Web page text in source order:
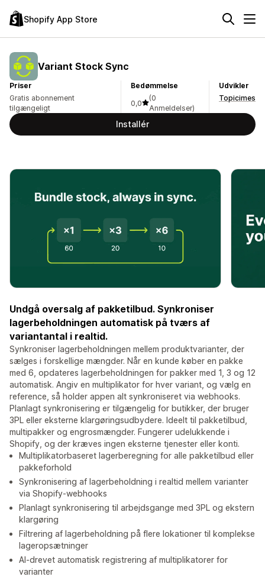
Shopify App Store
Variant Stock Sync
Priser
Gratis abonnement
tilgængeligt
Bedømmelse
0,0
(0
Anmeldelser)
Udvikler
Topicimes
Installér
Undgå oversalg af pakketilbud. Synkroniser
lagerbeholdningen automatisk på tværs af
variantantal i realtid.
Synkroniser lagerbeholdningen mellem produktvarianter, der
sælges i forskellige mængder. Når en kunde køber en pakke
med 6, opdateres lagerbeholdningen for pakker med 1, 3 og 12
automatisk. Angiv en multiplikator for hver variant, og vælg en
reference, så holder appen alt synkroniseret via webhooks.
Planlagt synkronisering er tilgængelig for butikker, der bruger
3PL eller eksterne klargøringsudbydere. Ideelt til pakketilbud,
multipakker og engrosmængder. Fungerer udelukkende i
Shopify, og der kræves ingen eksterne tjenester eller konti.
Multiplikatorbaseret lagerberegning for alle pakketilbud eller
pakkeforhold
Synkronisering af lagerbeholdning i realtid mellem varianter
via Shopify-webhooks
Planlagt synkronisering til arbejdsgange med 3PL og ekstern
klargøring
Filtrering af lagerbeholdning på flere lokationer til komplekse
lageropsætninger
AI-drevet automatisk registrering af multiplikatorer for
varianter